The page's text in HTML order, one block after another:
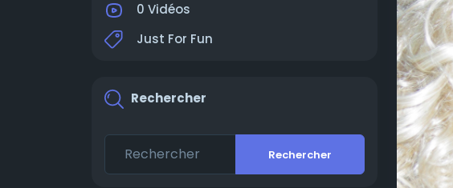
0 Vidéos
Just For Fun
Rechercher
Rechercher